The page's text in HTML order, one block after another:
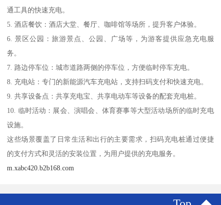
通工具的快速充电。
5. 酒店餐饮：酒店大堂、餐厅、咖啡馆等场所，提升客户体验。
6. 景区公园：旅游景点、公园、广场等，为游客提供应急充电服
务。
7. 路边停车位：城市道路两侧的停车位，方便临时停车充电。
8. 充电站：专门的新能源汽车充电站，支持扫码支付和快速充电。
9. 共享设备点：共享充电宝、共享电动车等设备的配套充电桩。
10. 临时活动：展会、演唱会、体育赛事等大型活动场所的临时充电
设施。
这些场景覆盖了日常生活和出行的主要需求，扫码充电桩通过便捷
的支付方式和灵活的安装位置，为用户提供的充电服务。
m.xabc420.b2b168.com